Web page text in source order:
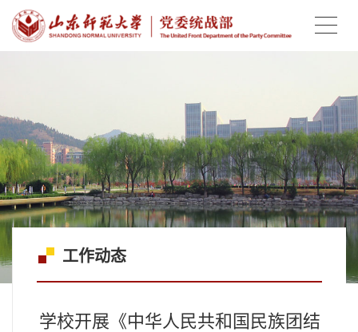
工作动态
学校开展《中华人民共和国民族团结